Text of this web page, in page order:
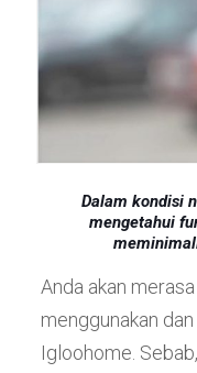
Dalam kondisi
mengetahui
Anda akan
menggunakan
Igloohome.